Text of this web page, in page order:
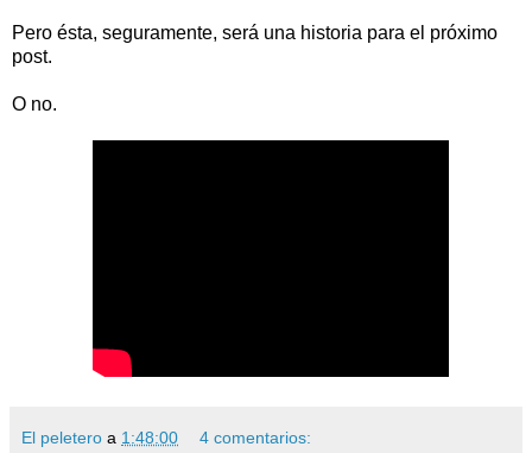
Pero ésta, seguramente, será una historia para el próximo
post.
O no.
El peletero a 1:48:00 4 comentarios: